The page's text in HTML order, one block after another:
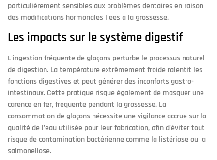
particulièrement sensibles aux problèmes dentaires en raison
des modifications hormonales liées à la grossesse.
Les impacts sur le système digestif
L'ingestion fréquente de glaçons perturbe le processus naturel
de digestion. La température extrêmement froide ralentit les
fonctions digestives et peut générer des inconforts gastro-
intestinaux. Cette pratique risque également de masquer une
carence en fer, fréquente pendant la grossesse. La
consommation de glaçons nécessite une vigilance accrue sur la
qualité de l'eau utilisée pour leur fabrication, afin d'éviter tout
risque de contamination bactérienne comme la listériose ou la
salmonellose.